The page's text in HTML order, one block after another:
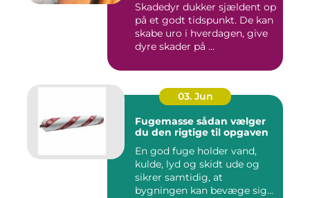
Skadedyr dukker sjældent op
på et godt tidspunkt. De kan
skabe uro i hverdagen, give
dyre skader på ...
03. Jun
Fugemasse sådan vælger
du den rigtige til opgaven
En god fuge holder vand,
kulde, lyd og skidt ude og
sikrer samtidig, at
bygningen kan bevæge sig